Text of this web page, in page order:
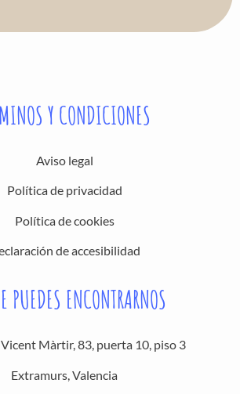
Y CONDICIONES
Aviso legal
Política de privacidad
Política de cookies
de accesibilidad
PUEDES ENCONTRARNOS
Màrtir, 83, puerta 10, piso 3
Extramurs, Valencia